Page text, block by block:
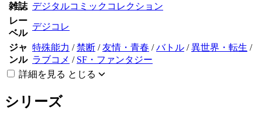
雑誌 デジタルコミックコレクション
レー
ベル
デジコレ
ジャ
ンル
特殊能力 /禁断 /友情・青春 /バトル /異世界・転生 /
ラブコメ / SF・ファンタジー
詳細を見る とじる
シリーズ